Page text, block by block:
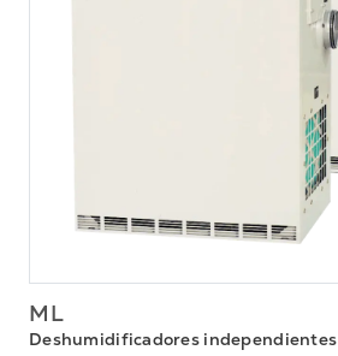
ML
Deshumidificadores independientes